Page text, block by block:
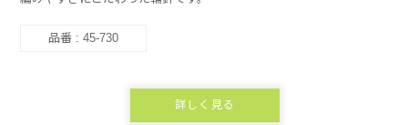
品番 : 45-730
詳しく見る